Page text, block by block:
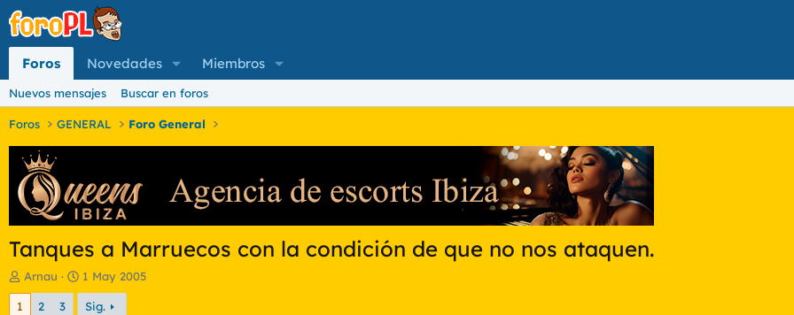
Foros Novedades Miembros
Nuevos mensajes Buscar en foros
Foros GENERAL Foro General
Tanques a Marruecos con la condición de que no nos ataquen.
I
n
Arnau
F
e
c
1 May 2005
1 2 3 Sig.